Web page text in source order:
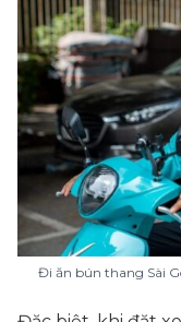
Đi ăn bún thang Sài